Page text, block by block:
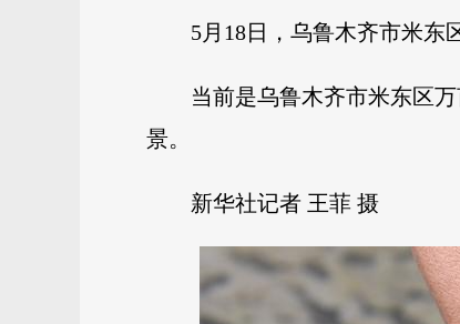
5月18日，乌鲁木齐市米东
当前是乌鲁木齐市米东区
景。
新华社记者 王菲 摄